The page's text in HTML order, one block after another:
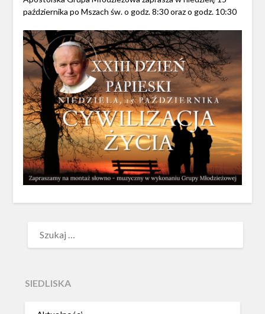
października po Mszach św. o godz. 8:30 oraz o godz. 10:30
SIEDLISKA